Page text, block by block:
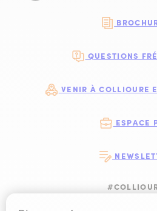
QUESTIONS
VENIR À COLLIOURE
ESPACE